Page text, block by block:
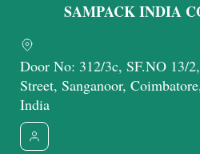
SAMPACK INDIA
Door No: 312/3c, SF.NO 13/
Street, Sanganoor,
India